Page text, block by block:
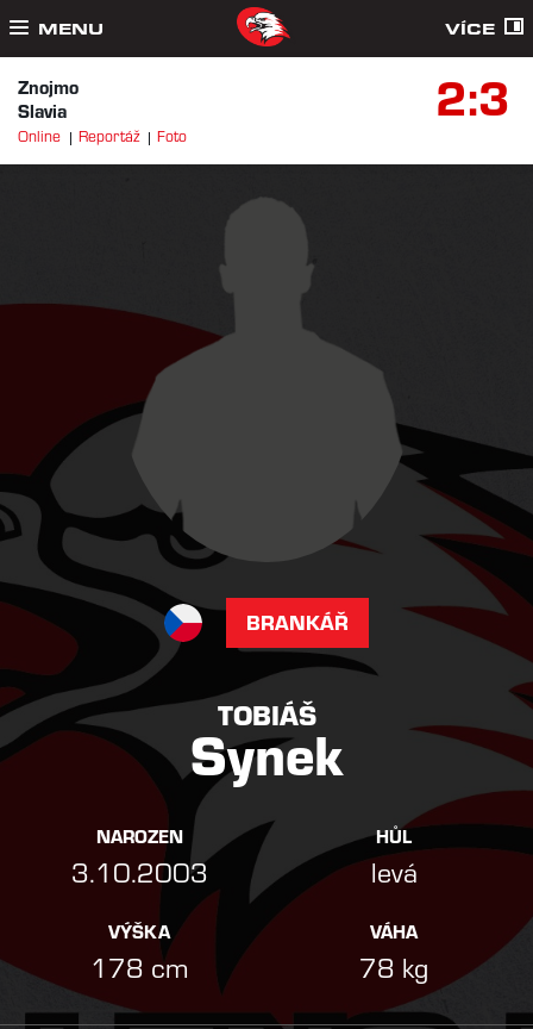
MENU VÍCE
Znojmo
Slavia
2:3
Online Reportáž Foto
BRANKÁŘ
TOBIÁŠ
Synek
NAROZEN
3.10.2003
HŮL
levá
VÝŠKA
178 cm
VÁHA
78 kg